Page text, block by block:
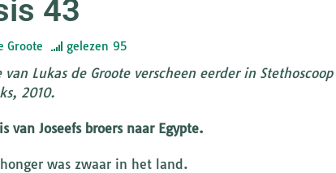
43
Groote gelezen 95
van Lukas de Groote verscheen eerder in
2010.
van Joseefs broers naar Egypte.
was zwaar in het land.